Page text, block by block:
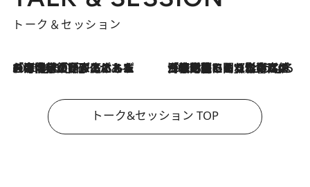
トーク＆セッション
2026.8.3
「今後値上げがあるとすれば…」「リスクがあるのは今年の冬」エネルギー専門家が語る、ホルムズ海峡封鎖が家庭にもたらす“ある心配” 2026.8.3
「住宅建てられない…」「サーチャージ料の高値が続いている」ホルムズ海峡封鎖による影響はいつまで続く？《エネルギー専門家に聞く“どうなる日本の暮らし”》
トーク&セッション TOP